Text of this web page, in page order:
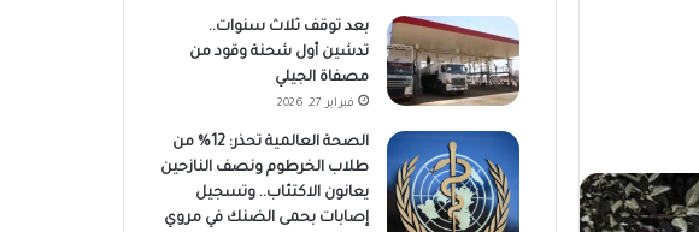
بعد توقف ثلاث سنوات..
تدشين أول شحنة وقود من
مصفاة الجيلي
فبراير 27, 2026
الصحة العالمية تحذر: 12% من
طلاب الخرطوم ونصف النازحين
يعانون الاكتئاب.. وتسجيل
إصابات بحمى الضنك في مروي